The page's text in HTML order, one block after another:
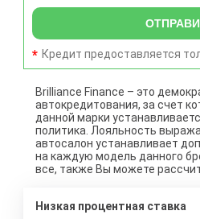
Кредит предоставляется
Brilliance Finance – это
автокредитования, за счет
данной марки
политика. Лояльность
автосалон устанавливает
на каждую модель данного
все, также Вы можете
Низкая процентная ставка